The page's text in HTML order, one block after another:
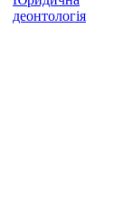
деонтологія